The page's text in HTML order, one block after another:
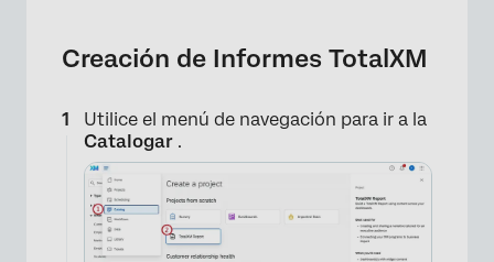
Creación de Informes TotalXM
Utilice el menú de navegación para ir a la
Catalogar .